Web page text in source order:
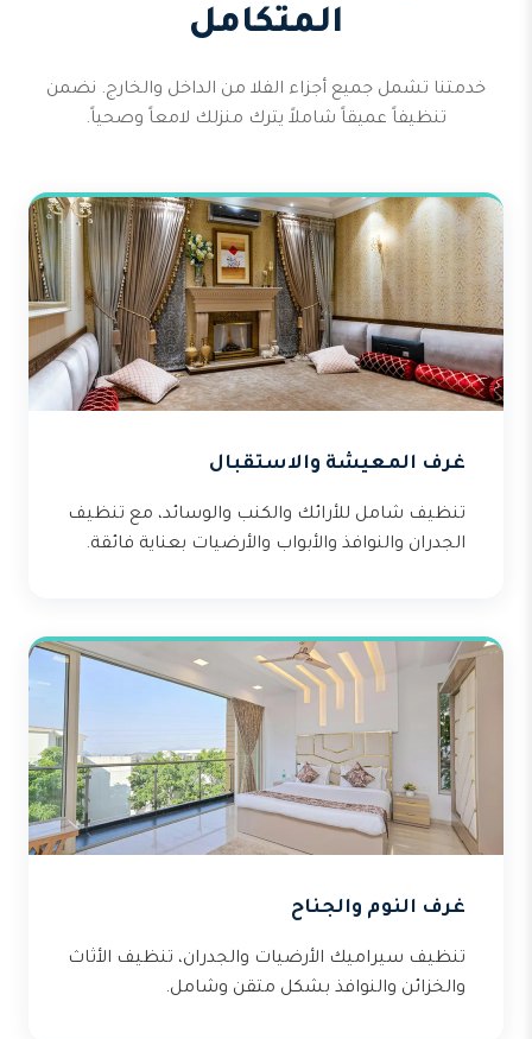
المتكامل
خدمتنا تشمل جميع أجزاء الفلا من الداخل والخارج. نضمن
تنظيفاً عميقاً شاملاً يترك منزلك لامعاً وصحياً.
غرف المعيشة والاستقبال
تنظيف شامل للأرائك والكنب والوسائد، مع تنظيف
الجدران والنوافذ والأبواب والأرضيات بعناية فائقة.
غرف النوم والجناح
تنظيف سيراميك الأرضيات والجدران، تنظيف الأثاث
والخزائن والنوافذ بشكل متقن وشامل.